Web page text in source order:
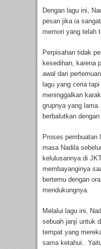
Dengan lagu ini,
pesan jika ia
memori yang telah
Perpisahan tidak
kesedihan, karena
awal dari
lagu yang ceria
meninggalkan
grupnya yang
berbalutkan
Proses pembuatan
masa Nadila
kelulusannya di
membayanginya
bertemu dengan
mendukungnya.
Melalui lagu ini,
sebuah janji untuk
tempat yang
sama ketahui..